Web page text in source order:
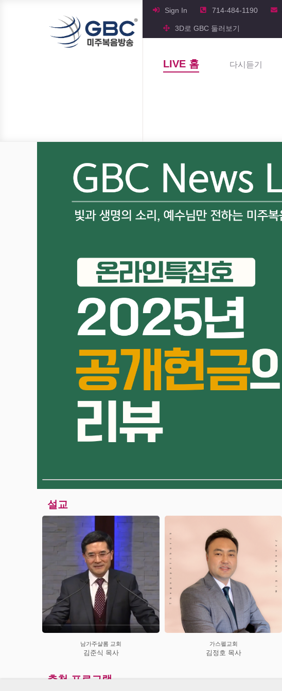
Sign In 714-484-1190
3D로 GBC 둘러보기
LIVE 홈 다시듣기
설교
가스펠교회
김정호 목사
남가주기쁨의교회
이황영 목사
추천 프로그램